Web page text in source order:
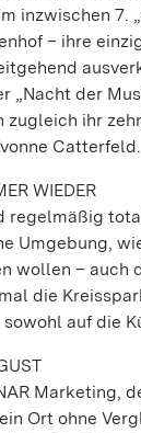
inzwischen 7.
– ihre
„Nacht der
zugleich ihr
Catterfeld.
WIEDER
regelmäßig
Umgebung,
wollen – auch
die
auf die
Marketing,
Ort ohne